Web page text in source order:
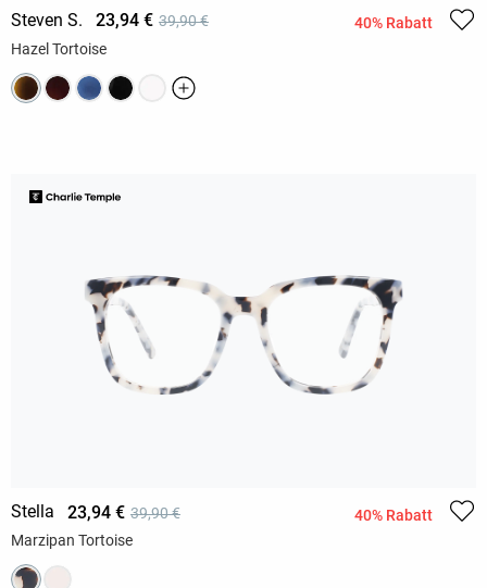
Steven S. 23,94 € 39,90 €
40% Rabatt
Hazel Tortoise
Stella 23,94 € 39,90 €
40% Rabatt
Marzipan Tortoise